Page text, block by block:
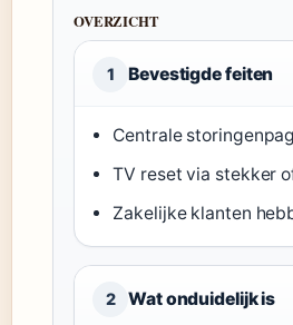
OVERZICHT
1 Bevestigde feiten
Centrale
TV reset via stekker
Zakelijke klanten
2 Wat onduidelijk is